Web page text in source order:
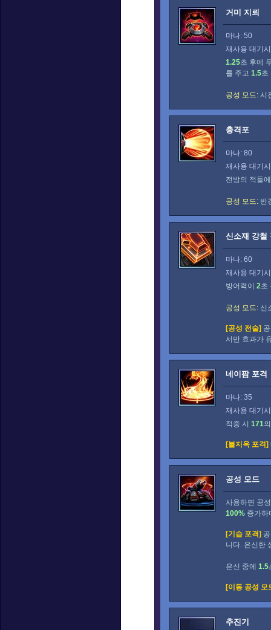
거미 지뢰
마나: 50
재사용 대기
1.25초 후에
를 주고 1.5초
공성 모드: 시
충격포
마나: 80
재사용 대기
전방의 적들
공성 모드: 반
신소재 강철
마나: 60
재사용 대기
방어력이 2초
공성 모드: 신
[공성 전술]
서만 효과가
네이팜 포격
마나: 35
재사용 대기
적중 시 171
[불지옥 포격]
공성 모드
사용하면 공
100% 증가
[기습 포격]
니다. 은신한
은신 중에 1.5
[이동 공성 모
추진기